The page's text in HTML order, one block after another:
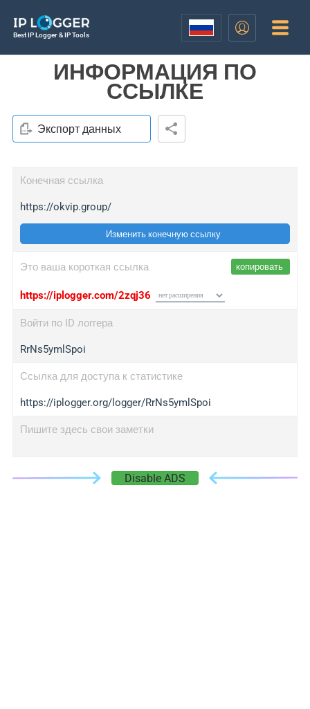
Best IP Logger & IP Tools
ИНФОРМАЦИЯ ПО
ССЫЛКЕ
Экспорт данных
Конечная ссылка
https://okvip.group/
Изменить конечную ссылку
Это ваша короткая ссылка копировать
https://iplogger.com/2zqj36
Войти по ID логгера
RrNs5ymlSpoi
Ссылка для доступа к статистике
https://iplogger.org/logger/RrNs5ymlSpoi
Пишите здесь свои заметки
Disable ADS